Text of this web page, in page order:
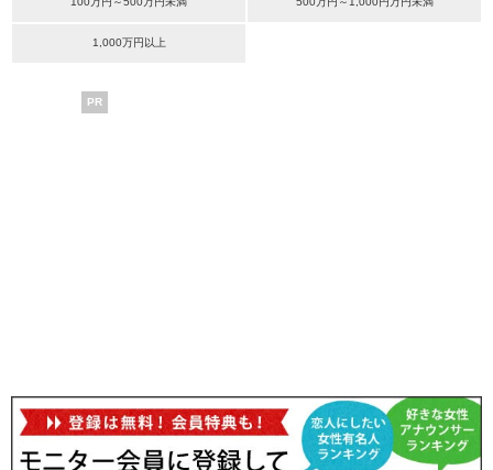
1,000万円以上
PR